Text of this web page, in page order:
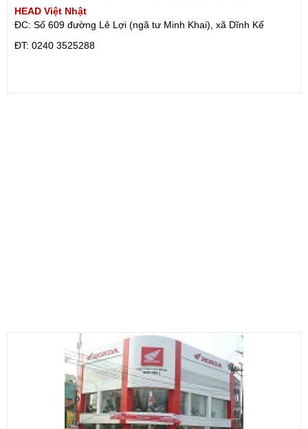
HEAD Việt Nhật
ĐC: Số 609 đường Lê Lợi (ngã tư Minh Khai), xã Dĩnh Kế
ÐT: 0240 3525288